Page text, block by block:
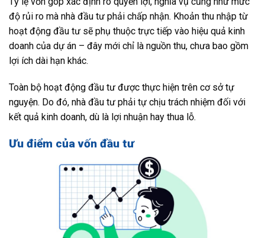
độ rủi ro mà nhà đầu tư phải chấp nhận. Khoản thu nhập từ
hoạt động đầu tư sẽ phụ thuộc trực tiếp vào hiệu quả kinh
doanh của dự án – đây mới chỉ là nguồn thu, chưa bao gồm
lợi ích dài hạn khác.
Toàn bộ hoạt động đầu tư được thực hiện trên cơ sở tự
nguyện. Do đó, nhà đầu tư phải tự chịu trách nhiệm đối với
kết quả kinh doanh, dù là lợi nhuận hay thua lỗ.
Ưu điểm của vốn đầu tư